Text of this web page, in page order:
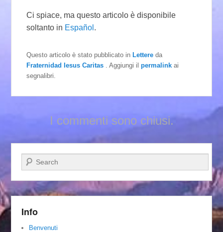
Ci spiace, ma questo articolo è disponibile
soltanto in Español .
Questo articolo è stato pubblicato inLettere da
Fraternidad Iesus Caritas
. Aggiungi ilpermalink ai
segnalibri.
I commenti sono chiusi.
Cerca
Info
Benvenuti